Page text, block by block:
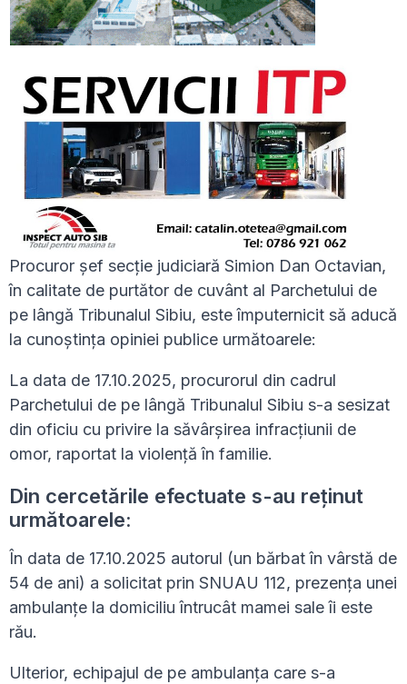
Procuror șef secție judiciară Simion Dan Octavian,
în calitate de purtător de cuvânt al Parchetului de
pe lângă Tribunalul Sibiu, este împuternicit să aducă
la cunoștința opiniei publice următoarele:
La data de 17.10.2025, procurorul din cadrul
Parchetului de pe lângă Tribunalul Sibiu s-a sesizat
din oficiu cu privire la săvârşirea infracţiunii de
omor, raportat la violenţă în familie.
Din cercetările efectuate s-au reținut
următoarele:
În data de 17.10.2025 autorul (un bărbat în vârstă de
54 de ani) a solicitat prin SNUAU 112, prezența unei
ambulanțe la domiciliu întrucât mamei sale îi este
rău.
Ulterior, echipajul de pe ambulanța care s-a